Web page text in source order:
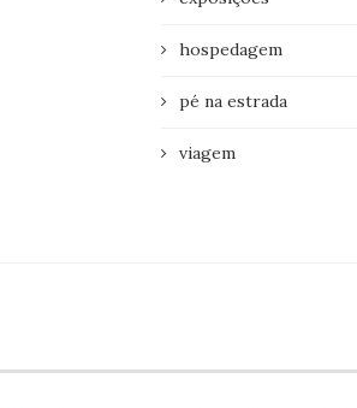
hospedagem
pé na estrada
viagem